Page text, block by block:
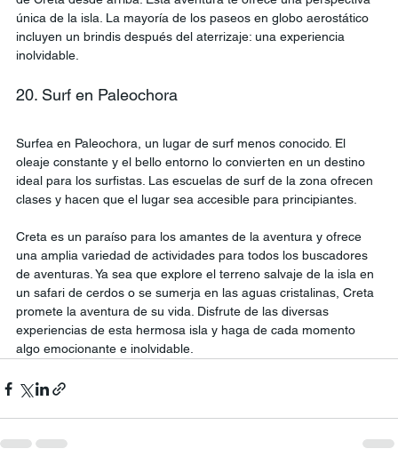
única de la isla. La mayoría de los paseos en globo aerostático
incluyen un brindis después del aterrizaje: una experiencia
inolvidable.
20. Surf en Paleochora
Surfea en Paleochora, un lugar de surf menos conocido. El
oleaje constante y el bello entorno lo convierten en un destino
ideal para los surfistas. Las escuelas de surf de la zona ofrecen
clases y hacen que el lugar sea accesible para principiantes.
Creta es un paraíso para los amantes de la aventura y ofrece
una amplia variedad de actividades para todos los buscadores
de aventuras. Ya sea que explore el terreno salvaje de la isla en
un safari de cerdos o se sumerja en las aguas cristalinas, Creta
promete la aventura de su vida. Disfrute de las diversas
experiencias de esta hermosa isla y haga de cada momento
algo emocionante e inolvidable.